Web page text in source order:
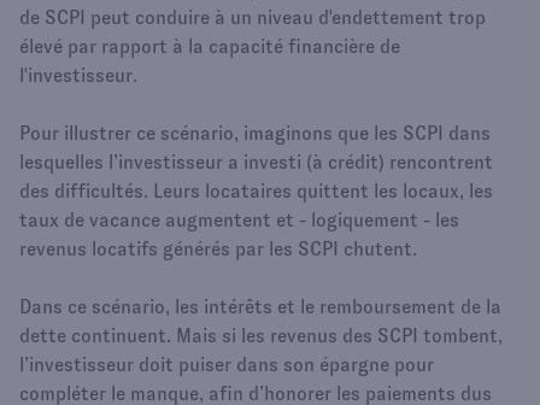
de SCPI peut conduire à un niveau d'endettement trop
élevé par rapport à la capacité financière de
l'investisseur.
Pour illustrer ce scénario, imaginons que les SCPI dans
lesquelles l’investisseur a investi (à crédit) rencontrent
des difficultés. Leurs locataires quittent les locaux, les
taux de vacance augmentent et - logiquement - les
revenus locatifs générés par les SCPI chutent.
Dans ce scénario, les intérêts et le remboursement de la
dette continuent. Mais si les revenus des SCPI tombent,
l’investisseur doit puiser dans son épargne pour
compléter le manque, afin d’honorer les paiements dus